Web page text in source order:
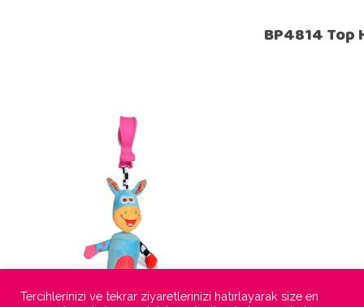
BP4814 Top
Tercihlerinizi ve tekrar ziyaretlerinizi hatırlayarak size en